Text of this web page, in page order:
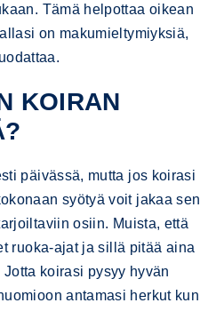
Tämä helpottaa oikean
on makumieltymiyksiä,
KOIRAN
päivässä, mutta jos koirasi
syötyä voit jakaa sen
osiin. Muista, että
ruoka-ajat ja sillä pitää aina
koirasi pysyy hyvän
antamasi herkut kun